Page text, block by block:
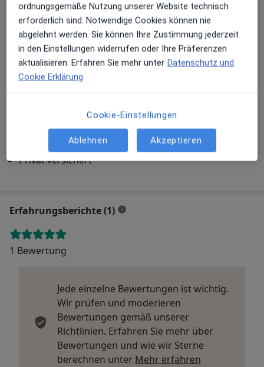
Praxis
Zu Google Maps
Stegwiese 27, 35630 Ehringshausen
Versicherungen
Gesetzlich versichert
Privat versichert
Erfahrungsberichte (1)
1 Bewertung
Jede einzelne Bewertungen ist wichtig.
Wir prüfen und moderieren
Bewertungen gemäß unserer
Richtlinien. Erfahren Sie mehr über
Bewertungen und wie wir Sterne
berechnen unter Mehr erfahren
ordnungsgemäße Nutzung unserer Website technisch
erforderlich sind. Notwendige Cookies können nie
abgelehnt werden. Sie können Ihre Zustimmung jederzeit
in den Einstellungen widerrufen oder Ihre Präferenzen
aktualisieren. Erfahren Sie mehr unter Datenschutz und
Cookie Erklärung
Cookie-Einstellungen
Ablehnen Akzeptieren